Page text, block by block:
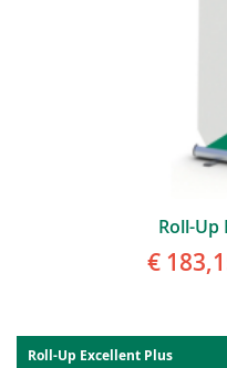
Roll-Up
€
Roll-Up Excellent Plus